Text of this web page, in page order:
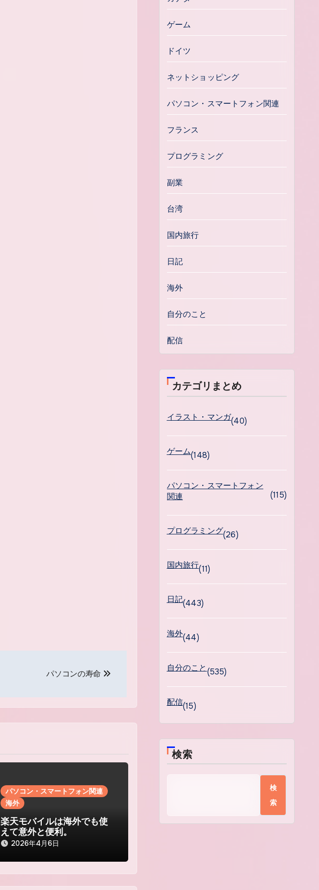
パソコンの寿命
パソコン・スマートフォン関連
海外
楽天モバイルは海外でも使
えて意外と便利。
2026年4月6日
ゲーム
ドイツ
ネットショッピング
パソコン・スマートフォン関連
フランス
プログラミング
副業
台湾
国内旅行
日記
海外
自分のこと
配信
カテゴリまとめ
イラスト・マンガ(40)
ゲーム(148)
パソコン・スマートフォン
関連
(115)
プログラミング(26)
国内旅行(11)
日記(443)
海外(44)
自分のこと(535)
配信(15)
検索
検
索